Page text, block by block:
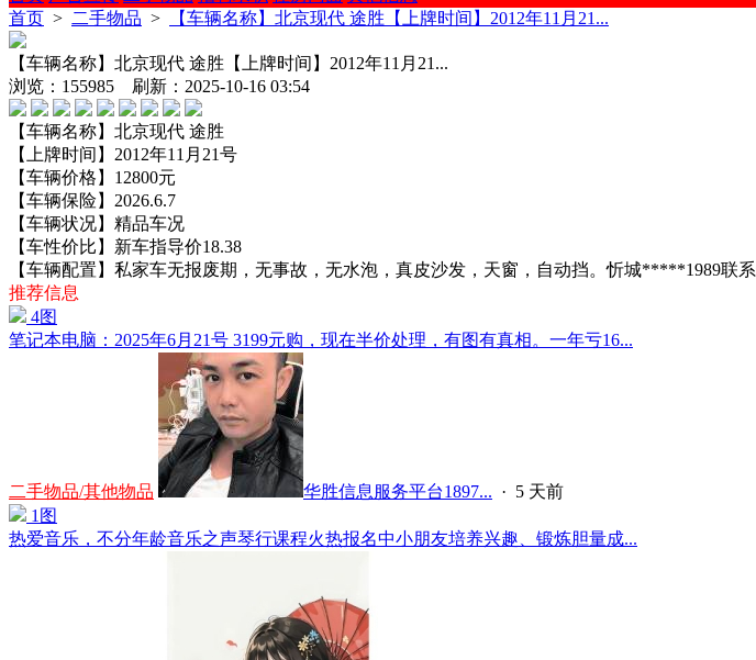
首页 > 二手物品 > 【车辆名称】北京现代 途胜【上牌时间】2012年11月21...
【车辆名称】北京现代 途胜【上牌时间】2012年11月21...
浏览：155985 刷新：2025-10-16 03:54
【车辆名称】北京现代 途胜
【上牌时间】2012年11月21号
【车辆价格】12800元
【车辆保险】2026.6.7
【车辆状况】精品车况
【车性价比】新车指导价18.38
【车辆配置】私家车无报废期，无事故，无水泡，真皮沙发，天窗，自动挡。忻城*****1989联系
推荐信息
4图
笔记本电脑：2025年6月21号 3199元购，现在半价处理，有图有真相。一年亏16...
二手物品/其他物品 华胜信息服务平台1897... · 5 天前
1图
热爱音乐，不分年龄音乐之声琴行课程火热报名中小朋友培养兴趣、锻炼胆量成...